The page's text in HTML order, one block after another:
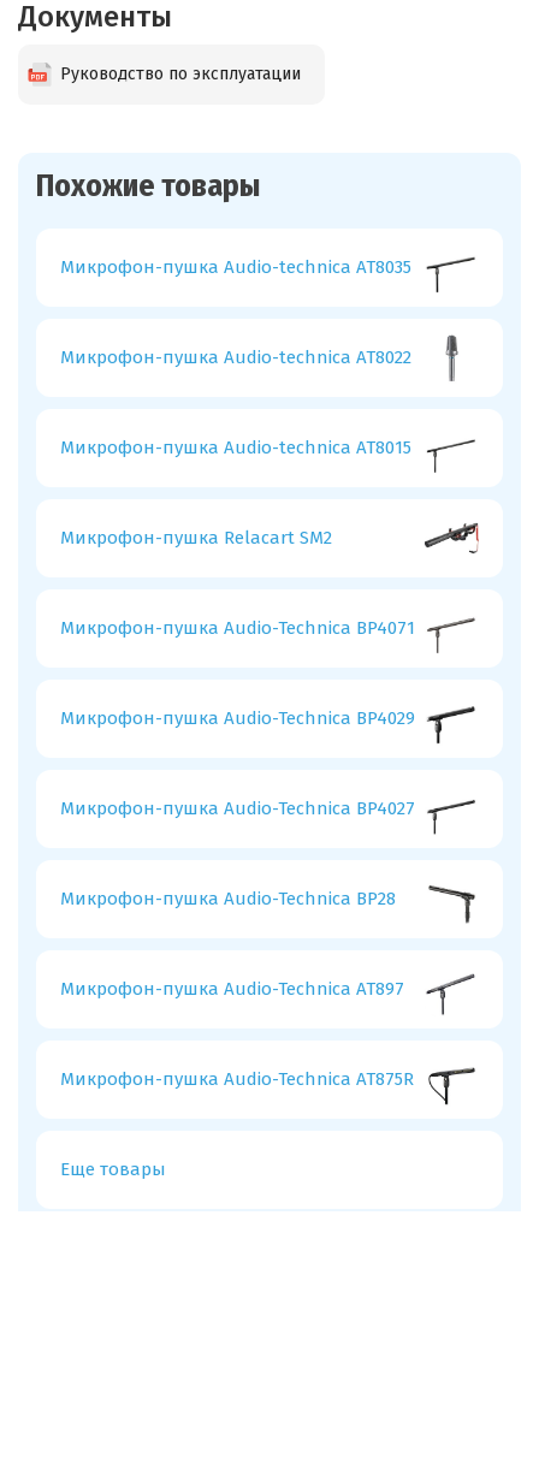
Документы
Руководство по эксплуатации
Похожие товары
Микрофон-пушка Audio-technica AT8035
Микрофон-пушка Audio-technica AT8022
Микрофон-пушка Audio-technica AT8015
Микрофон-пушка Relacart SM2
Микрофон-пушка Audio-Technica BP4071
Микрофон-пушка Audio-Technica BP4029
Микрофон-пушка Audio-Technica BP4027
Микрофон-пушка Audio-Technica BP28
Микрофон-пушка Audio-Technica AT897
Микрофон-пушка Audio-Technica AT875R
Еще товары